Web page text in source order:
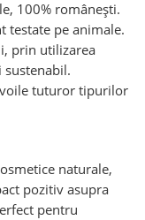
100% românești.
testate pe animale.
prin utilizarea
tuturor tipurilor
naturale,
pozitiv asupra
pentru